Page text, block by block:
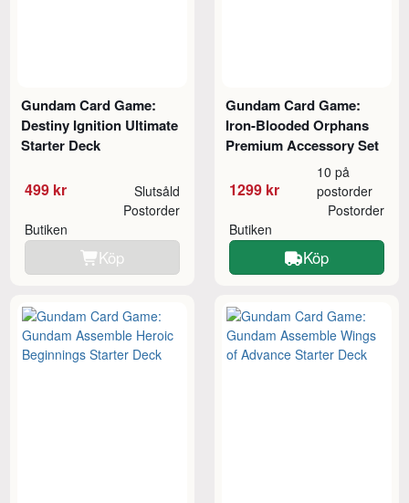
Gundam Card Game:
Destiny Ignition Ultimate
Starter Deck
499 kr Slutsåld
Butiken
Postorder
Köp
Gundam Card Game:
Iron-Blooded Orphans
Premium Accessory Set
1299 kr
10 på
postorder
Butiken
Postorder
Köp